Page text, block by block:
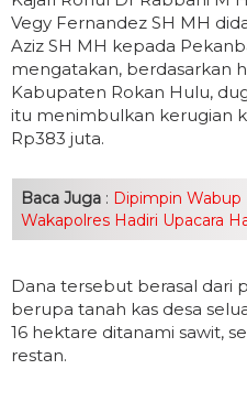
Vegy Fernandez SH MH
Aziz SH MH kepada
mengatakan, berdasarkan
Kabupaten Rokan Hulu,
itu menimbulkan kerugian
Rp383 juta.
Baca Juga : Dipimpin Wabup
Wakapolres Hadiri Upacara
Dana tersebut berasal dari
berupa tanah kas desa
16 hektare ditanami sawit,
restan.